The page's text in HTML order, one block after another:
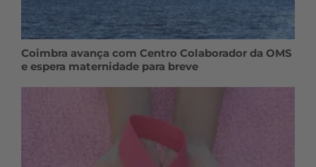
Coimbra avança com Centro Colaborador da OMS
e espera maternidade para breve